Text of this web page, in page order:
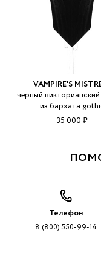
VAMPIRE'S
черный
из бархата
35 000 ₽
Телефон
8 (800) 550-99-14